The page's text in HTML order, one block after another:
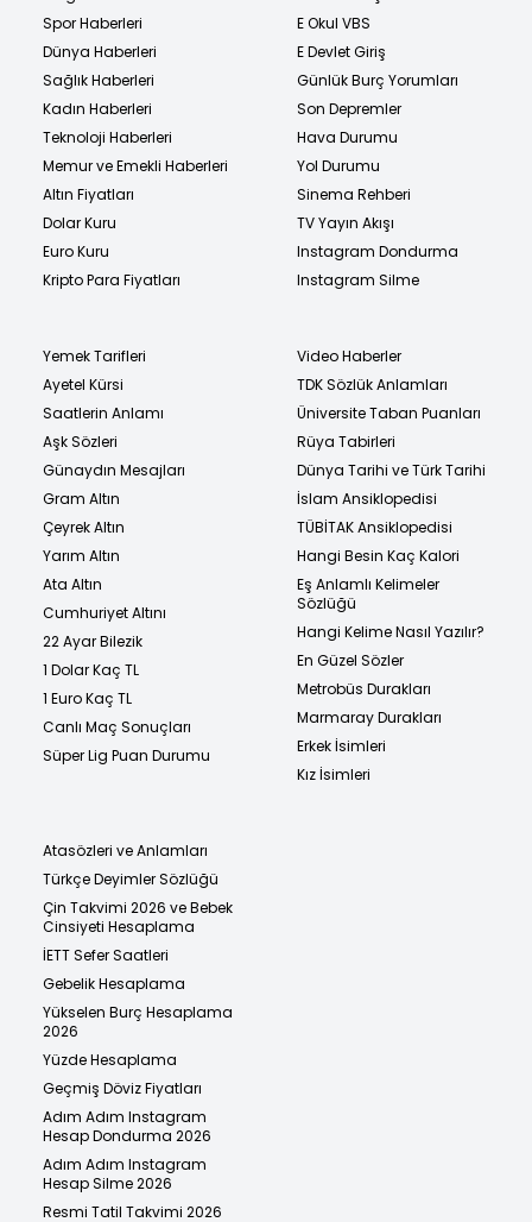
Spor Haberleri
Dünya Haberleri
Sağlık Haberleri
Kadın Haberleri
Teknoloji Haberleri
Memur ve Emekli Haberleri
Altın Fiyatları
Dolar Kuru
Euro Kuru
Kripto Para Fiyatları
E Okul VBS
E Devlet Giriş
Günlük Burç Yorumları
Son Depremler
Hava Durumu
Yol Durumu
Sinema Rehberi
TV Yayın Akışı
Instagram Dondurma
Instagram Silme
Yemek Tarifleri
Ayetel Kürsi
Saatlerin Anlamı
Aşk Sözleri
Günaydın Mesajları
Gram Altın
Çeyrek Altın
Yarım Altın
Ata Altın
Cumhuriyet Altını
22 Ayar Bilezik
1 Dolar Kaç TL
1 Euro Kaç TL
Canlı Maç Sonuçları
Süper Lig Puan Durumu
Video Haberler
TDK Sözlük Anlamları
Üniversite Taban Puanları
Rüya Tabirleri
Dünya Tarihi ve Türk Tarihi
İslam Ansiklopedisi
TÜBİTAK Ansiklopedisi
Hangi Besin Kaç Kalori
Eş Anlamlı Kelimeler
Sözlüğü
Hangi Kelime Nasıl Yazılır?
En Güzel Sözler
Metrobüs Durakları
Marmaray Durakları
Erkek İsimleri
Kız İsimleri
Atasözleri ve Anlamları
Türkçe Deyimler Sözlüğü
Çin Takvimi 2026 ve Bebek
Cinsiyeti Hesaplama
İETT Sefer Saatleri
Gebelik Hesaplama
Yükselen Burç Hesaplama
2026
Yüzde Hesaplama
Geçmiş Döviz Fiyatları
Adım Adım Instagram
Hesap Dondurma 2026
Adım Adım Instagram
Hesap Silme 2026
Resmi Tatil Takvimi 2026